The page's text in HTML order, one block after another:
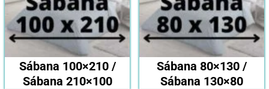
Sábana 100×210 /
Sábana 210×100
Sábana 80×130 /
Sábana 130×80